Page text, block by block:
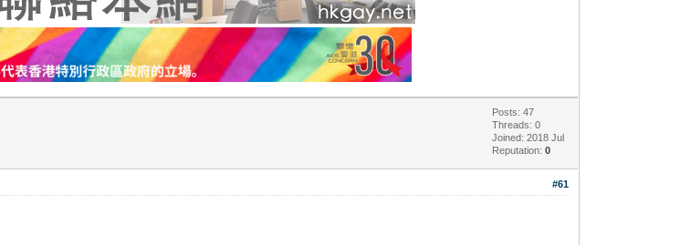
Posts: 47
Threads: 0
Joined: 2018 Jul
Reputation:0
#61